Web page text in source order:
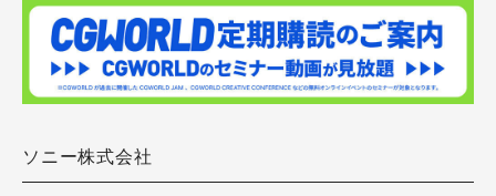
ソニー株式会社